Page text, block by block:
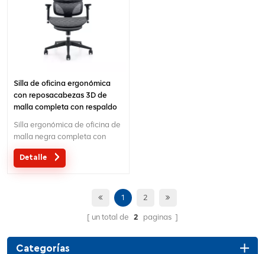
Silla de oficina ergonómica
con reposacabezas 3D de
malla completa con respaldo
Silla ergonómica de oficina de
malla negra completa con
respaldo alto ajustable en
altura ejecutiva 2023 Silla
360 con respaldo alto para
creativo con 1 pieza Moq.
Detalle
1 2
un total de 2 paginas
Categorías